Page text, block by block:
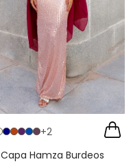
+2
Capa Hamza Burdeos